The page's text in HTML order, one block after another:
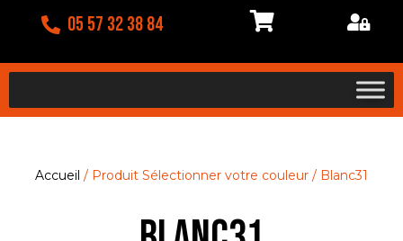
05 57 32 38 84
Accueil / Produit Sélectionner votre couleur / Blanc31